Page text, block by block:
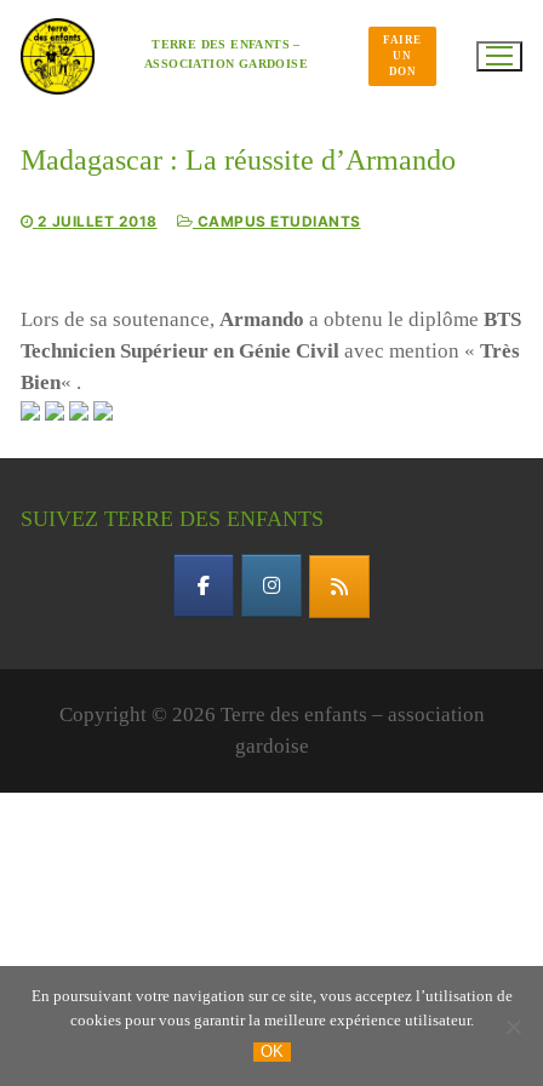
contenu
TERRE DES ENFANTS –
ASSOCIATION GARDOISE
FAIRE
UN
DON
Madagascar : La réussite d’Armando
2 JUILLET 2018 CAMPUS ETUDIANTS
Lors de sa soutenance, Armando a obtenu le diplôme BTS
Technicien Supérieur en Génie Civilavec mention « Très
Bien« .
SUIVEZ TERRE DES ENFANTS
Copyright © 2026 Terre des enfants – association
gardoise
campagne de dons:
https://www.helloasso.com/associations/association-
gardoise-terre-des-enfants/formulaires/5
des Enfants, chez Mme Poulet, 165 rue Jean Monnet,
ou nous réclamer un rib si vous souhaitez faire un
virement ( à contact@terredesenfants.fr)
En poursuivant votre navigation sur ce site, vous acceptez l’utilisation de
cookies pour vous garantir la meilleure expérience utilisateur.
OK